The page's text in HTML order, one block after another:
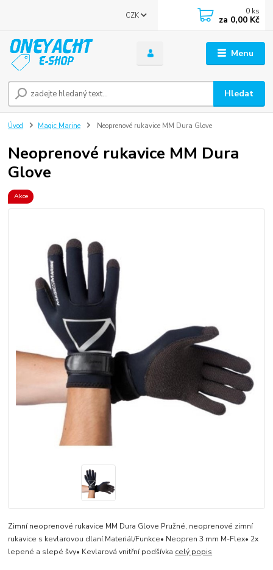
Menu
CZK
Hledat
0 ks
za 0,00 Kč
Úvod Magic Marine Neoprenové rukavice MM Dura Glove
Neoprenové rukavice MM Dura
Glove
Akce
Zimní neoprenové rukavice MM Dura Glove Pružné, neoprenové zimní
rukavice s kevlarovou dlaní.Materiál/Funkce• Neopren 3 mm M-Flex• 2x
lepené a slepé švy• Kevlarová vnitřní podšívka celý popis